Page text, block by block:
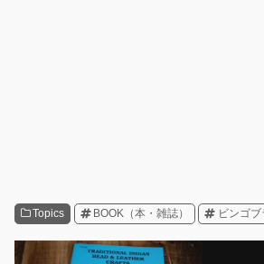
Topics BOOK（本・雑誌） ビンゴ